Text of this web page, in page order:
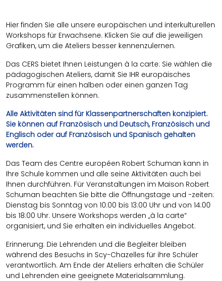
Hier finden Sie alle unsere europäischen und interkulturellen
Workshops für Erwachsene. Klicken Sie auf die jeweiligen
Grafiken, um die Ateliers besser kennenzulernen.
Das CERS bietet Ihnen Leistungen à la carte: Sie wählen die
pädagogischen Ateliers, damit Sie IHR europäisches
Programm für einen halben oder einen ganzen Tag
zusammenstellen können.
Alle Aktivitäten sind für Klassenpartnerschaften konzipiert.
Sie können auf Französisch und Deutsch, Französisch und
Englisch oder auf Französisch und Spanisch gehalten
werden.
Das Team des Centre européen Robert Schuman kann in
Ihre Schule kommen und alle seine Aktivitäten auch bei
Ihnen durchführen. Für Veranstaltungen im Maison Robert
Schuman beachten Sie bitte die Öffnungstage und -zeiten:
Dienstag bis Sonntag von 10:00 bis 13:00 Uhr und von 14:00
bis 18:00 Uhr. Unsere Workshops werden „à la carte“
organisiert, und Sie erhalten ein individuelles Angebot.
Erinnerung: Die Lehrenden und die Begleiter bleiben
während des Besuchs in Scy-Chazelles für ihre Schüler
verantwortlich. Am Ende der Ateliers erhalten die Schüler
und Lehrenden eine geeignete Materialsammlung.